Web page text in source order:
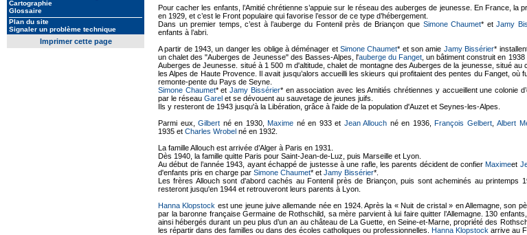
Cartographie
Glossaire
Plan du site
Signaler un problème technique
Imprimer cette page
Pour cacher les enfants, l’Amitié chrétienne s’appuie sur le réseau des auberges de jeunesse. En France, la
en 1929, et c’est le Front populaire qui favorise l’essor de ce type d’hébergement.
Dans un premier temps, c’est à l’auberge du Fontenil près de Briançon que Simone Chaumet* etJamy
enfants à l’abri.
A partir de 1943, un danger les oblige à déménager et Simone Chaumet* et son amie Jamy Bissérier*
un chalet des "Auberges de Jeunesse" des Basses-Alpes, l'auberge du Fanget , un bâtiment construit en
Auberges de Jeunesse. situé à 1 500 m d'altitude, chalet de montagne des Auberges de la jeunesse, situé au
les Alpes de Haute Provence. Il avait jusqu’alors accueilli les skieurs qui profitaient des pentes du Fanget, où
remonte-pente du Pays de Seyne.
Simone Chaumet* etJamy Bissérier* en association avec les Amitiés chrétiennes y accueillent une colonie
par le réseau Garel et se dévouent au sauvetage de jeunes juifs.
Ils y resteront de 1943 jusqu'à la Libération, grâce à l'aide de la population d'Auzet et Seynes-les-Alpes.
Parmi eux, Gilbert né en 1930, Maxime né en 933 et Jean Allouch né en 1936, François Gelbert, Albert
1935 et Charles Wrobel né en 1932
La famille Allouch est arrivée d’Alger à Paris en 1931.
Dès 1940, la famille quitte Paris pour Saint-Jean-de-Luz, puis Marseille et Lyon.
Au début de l’année 1943, ayant échappé de justesse à une rafle, les parents décident de confierMaximeet
d'enfants pris en charge par Simone Chaumet* et Jamy Bissérier*.
Les frères Allouch sont d'abord cachés au Fontenil près de Briançon, puis sont acheminés au printemps
resteront jusqu'en 1944 et retrouveront leurs parents à Lyon.
Hanna Klopstock est une jeune juive allemande née en 1924. Après la « Nuit de cristal » en Allemagne, son
par la baronne française Germaine de Rothschild, sa mère parvient à lui faire quitter l’Allemagne. 130
ainsi hébergés durant un peu plus d’un an au château de La Guette, en Seine-et-Marne, propriété des
les répartir dans des familles ou dans des écoles catholiques ou professionnelles. Hanna Klopstock arrive au